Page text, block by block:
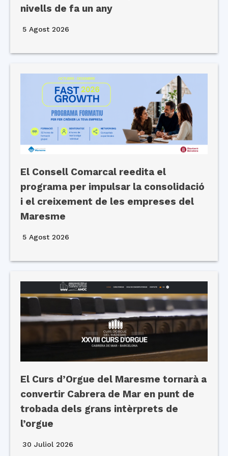
nivells de fa un any
5 Agost 2026
El Consell Comarcal reedita el
programa per impulsar la consolidació
i el creixement de les empreses del
Maresme
5 Agost 2026
El Curs d’Orgue del Maresme tornarà a
convertir Cabrera de Mar en punt de
trobada dels grans intèrprets de
l’orgue
30 Juliol 2026